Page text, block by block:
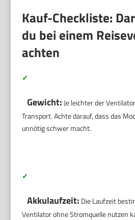
Kauf-Checkliste:
du bei einem
achten
✓
Gewicht: Je leichter der
Transport. Achte darauf, dass das
unnötig schwer macht.
✓
Akkulaufzeit: Die Laufzeit
Ventilator ohne Stromquelle nutzen